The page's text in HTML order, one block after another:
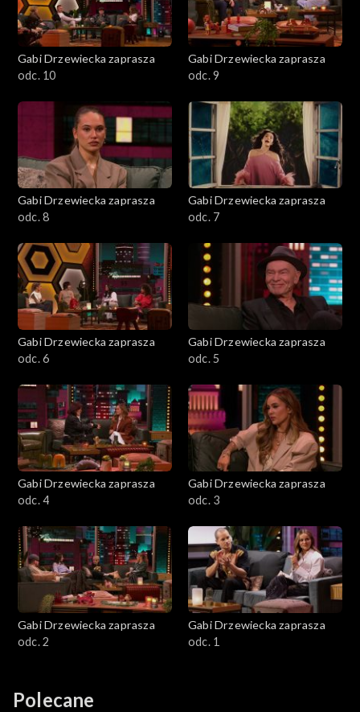
Gabi Drzewiecka zaprasza
odc. 10
Gabi Drzewiecka zaprasza
odc. 9
Gabi Drzewiecka zaprasza
odc. 8
Gabi Drzewiecka zaprasza
odc. 7
Gabi Drzewiecka zaprasza
odc. 6
Gabi Drzewiecka zaprasza
odc. 5
Gabi Drzewiecka zaprasza
odc. 4
Gabi Drzewiecka zaprasza
odc. 3
Gabi Drzewiecka zaprasza
odc. 2
Gabi Drzewiecka zaprasza
odc. 1
Polecane